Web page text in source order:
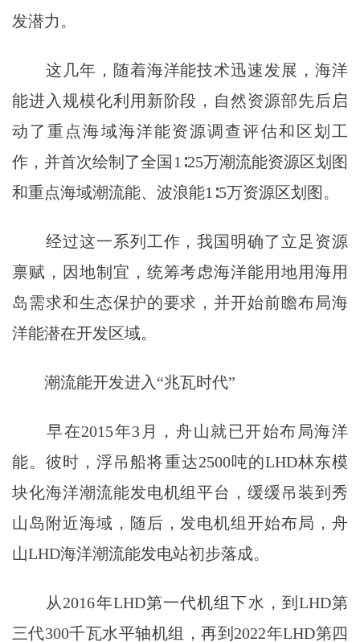
发潜力。
这几年，随着海洋能技术迅速发展，海洋
能进入规模化利用新阶段，自然资源部先后启
动了重点海域海洋能资源调查评估和区划工
作，并首次绘制了全国1∶25万潮流能资源区划图
和重点海域潮流能、波浪能1∶5万资源区划图。
经过这一系列工作，我国明确了立足资源
禀赋，因地制宜，统筹考虑海洋能用地用海用
岛需求和生态保护的要求，并开始前瞻布局海
洋能潜在开发区域。
潮流能开发进入“兆瓦时代”
早在2015年3月，舟山就已开始布局海洋
能。彼时，浮吊船将重达2500吨的LHD林东模
块化海洋潮流能发电机组平台，缓缓吊装到秀
山岛附近海域，随后，发电机组开始布局，舟
山LHD海洋潮流能发电站初步落成。
从2016年LHD第一代机组下水，到LHD第
三代300千瓦水平轴机组，再到2022年LHD第四